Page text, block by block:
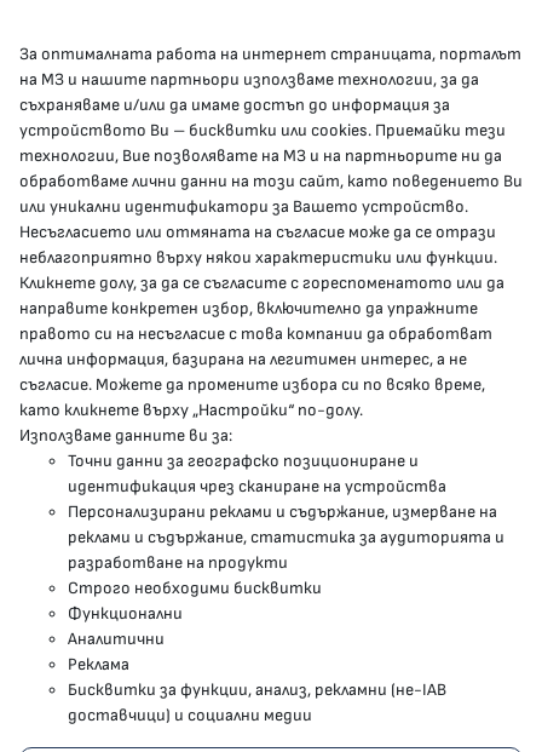
КОНТАКТИ
гр.София, 1000, пл. „Света Неделя“ №5
delovodstvo@mh.government.bg
presscenter@mh.government.bg
МЗ В СОЦИАЛНИТЕ МРЕЖИ
Facebook страница
Instragram профил
YouTube канал
Threads профил
Карта на сайта
Бисквитки
Условия за използване
Поверителност
За оптималната работа на интернет страницата, порталът
на МЗ и нашите партньори използваме технологии, за да
съхраняваме и/или да имаме достъп до информация за
устройството Ви – бисквитки или cookies. Приемайки тези
технологии, Вие позволявате на МЗ и на партньорите ни да
обработваме лични данни на този сайт, като поведението Ви
или уникални идентификатори за Вашето устройство.
Несъгласието или отмяната на съгласие може да се отрази
неблагоприятно върху някои характеристики или функции.
Кликнете долу, за да се съгласите с гореспоменатото или да
направите конкретен избор, включително да упражните
правото си на несъгласие с това компании да обработват
лична информация, базирана на легитимен интерес, а не
съгласие. Можете да промените избора си по всяко време,
като кликнете върху „Настройки“ по-долу.
Използваме данните ви за:
Точни данни за географско позициониране и
идентификация чрез сканиране на устройства
Персонализирани реклами и съдържание, измерване на
реклами и съдържание, статистика за аудиторията и
разработване на продукти
Строго необходими бисквитки
Функционални
Аналитични
Реклама
Бисквитки за функции, анализ, рекламни (не-IAB
доставчици) и социални медии